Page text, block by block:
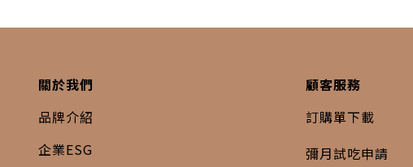
關於我們
品牌介紹
企業ESG
顧客服務
訂購單下載
彌月試吃申請